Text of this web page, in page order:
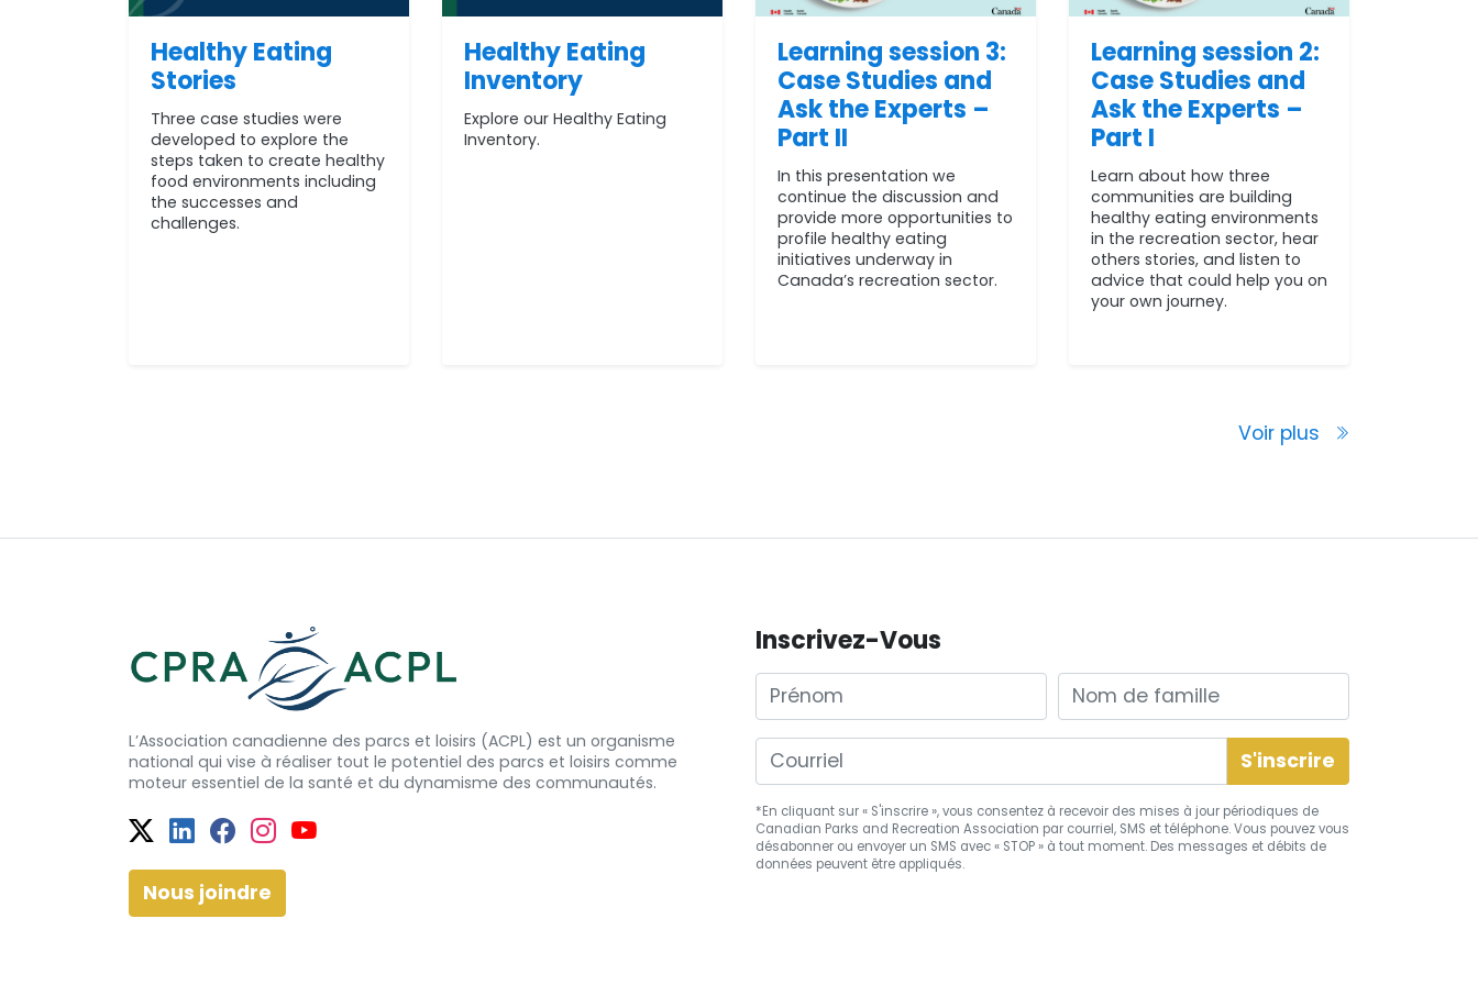
Healthy Eating
Stories
Three case studies were
developed to explore the
steps taken to create healthy
food environments including
the successes and
challenges.
Healthy Eating
Inventory
Explore our Healthy Eating
Inventory.
Learning session 3:
Case Studies and
Ask the Experts –
Part II
In this presentation we
continue the discussion and
provide more opportunities to
profile healthy eating
initiatives underway in
Canada’s recreation sector.
Learning session 2:
Case Studies and
Ask the Experts –
Part I
Learn about how three
communities are building
healthy eating environments
in the recreation sector, hear
others stories, and listen to
advice that could help you on
your own journey.
Voir plus
L’Association canadienne des parcs et loisirs (ACPL) est un organisme
national qui vise à réaliser tout le potentiel des parcs et loisirs comme
moteur essentiel de la santé et du dynamisme des communautés.
Twitter
Facebook
Facebook
Instagram
YouTube
Nous joindre
Inscrivez-Vous
Prénom Nom de famille
*En cliquant sur « S'inscrire », vous consentez à recevoir des mises à jour périodiques de
Canadian Parks and Recreation Association par courriel, SMS et téléphone. Vous pouvez vous
désabonner ou envoyer un SMS avec « STOP » à tout moment. Des messages et débits de
données peuvent être appliqués.